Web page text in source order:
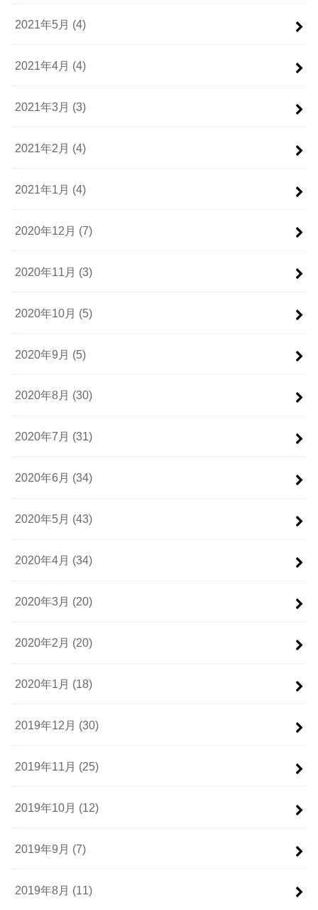
2021年5月 (4)
2021年4月 (4)
2021年3月 (3)
2021年2月 (4)
2021年1月 (4)
2020年12月 (7)
2020年11月 (3)
2020年10月 (5)
2020年9月 (5)
2020年8月 (30)
2020年7月 (31)
2020年6月 (34)
2020年5月 (43)
2020年4月 (34)
2020年3月 (20)
2020年2月 (20)
2020年1月 (18)
2019年12月 (30)
2019年11月 (25)
2019年10月 (12)
2019年9月 (7)
2019年8月 (11)